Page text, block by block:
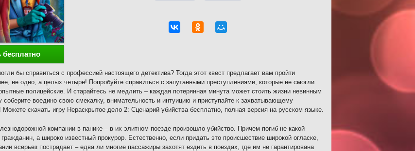
бесплатно
бы справиться с профессией настоящего детектива? Тогда этот квест предлагает вам пройти
не одно, а целых четыре! Попробуйте справиться с запутанными преступлениями, которые не смогли
полицейские. И старайтесь не медлить – каждая потерянная минута может стоить жизни невинным
воедино свою смекалку, внимательность и интуицию и приступайте к захватывающему
скачать игру Нераскрытое дело 2: Сценарий убийства бесплатно, полная версия на русском языке.
компании в панике – в их элитном поезде произошло убийство. Причем погиб не какой-
а широко известный прокурор. Естественно, если придать это происшествие широкой огласке,
всерьез пострадает – едва ли многие пассажиры захотят ездить в поездах, где им не гарантирована